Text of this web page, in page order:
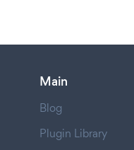
Main
Blog
Plugin Library